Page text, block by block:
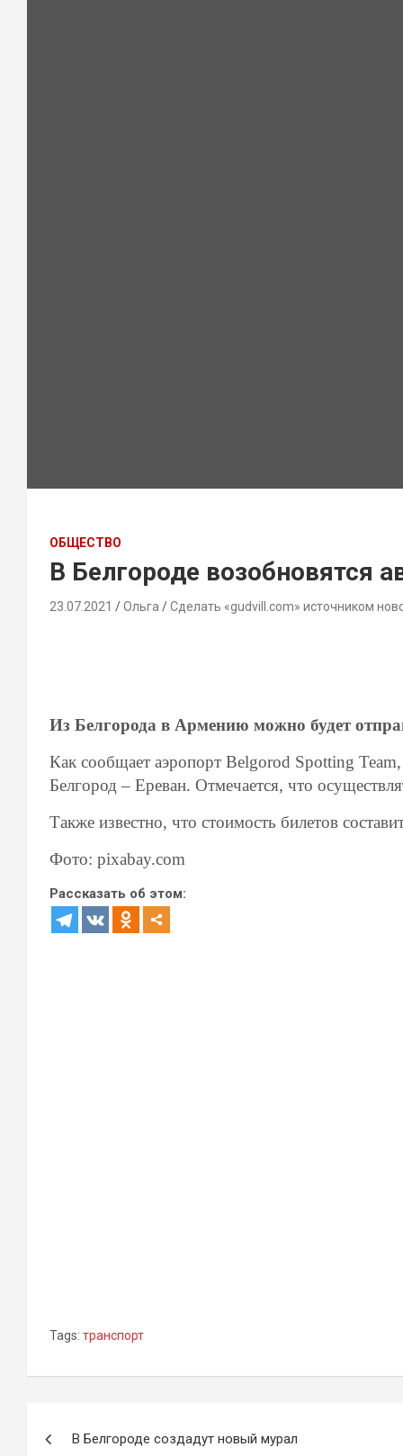
ОБЩЕСТВО
В Белгороде возобновятся
23.07.2021 Ольга Сделать «gudvill.com» источником
Из Белгорода в Армению можно будет
Как сообщает аэропорт Belgorod Spotting
Белгород – Ереван. Отмечается, что
Также известно, что стоимость билетов
Фото: pixabay.com
Рассказать об этом:
Tags: транспорт
В Белгороде создадут новый мурал